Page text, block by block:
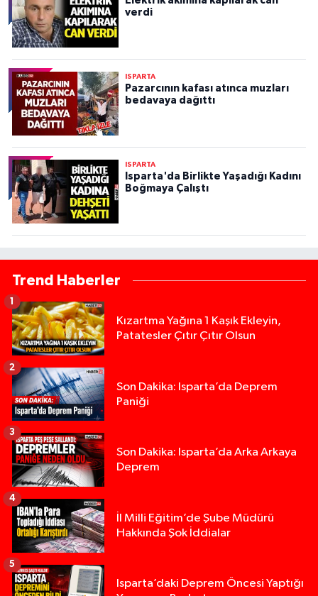
verdi
ISPARTA
Pazarcının kafası atınca muzları
bedavaya dağıttı
ISPARTA
Isparta'da Birlikte Yaşadığı Kadını
Boğmaya Çalıştı
Trend Haberler
Kızartma Yağına 1 Kaşık Ekleyin,
Patatesler Çıtır Çıtır Olsun
1
Son Dakika: Isparta’da Deprem
Paniği
2
Son Dakika: Isparta’da Arka Arkaya
Deprem
3
İl Milli Eğitim’de Şube Müdürü
Hakkında Şok İddialar
4
Isparta’daki Deprem Öncesi Yaptığı
5
13:00 |Yığılca'da kardeşler arasındaki silahlı kavgada